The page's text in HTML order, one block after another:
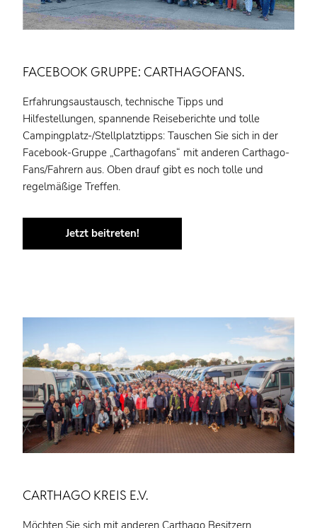
FACEBOOK GRUPPE: CARTHAGOFANS.
Erfahrungsaustausch, technische Tipps und
Hilfestellungen, spannende Reiseberichte und tolle
Campingplatz-/Stellplatztipps: Tauschen Sie sich in der
Facebook-Gruppe „Carthagofans“ mit anderen Carthago-
Fans/Fahrern aus. Oben drauf gibt es noch tolle und
regelmäßige Treffen.
Jetzt beitreten!
CARTHAGO KREIS E.V.